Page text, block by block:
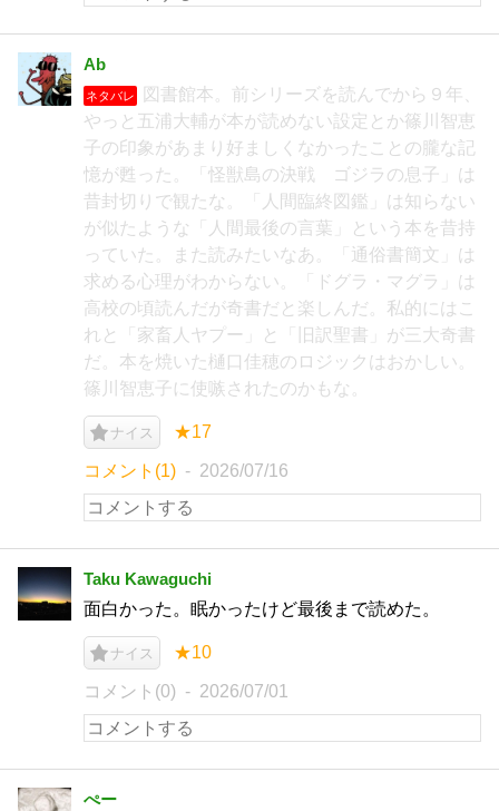
Ab
ネタバレ
図書館本。前シリーズを読んでから９年、
やっと五浦大輔が本が読めない設定とか篠川智恵
子の印象があまり好ましくなかったことの朧な記
憶が甦った。「怪獣島の決戦 ゴジラの息子」は
昔封切りで観たな。「人間臨終図鑑」は知らない
が似たような「人間最後の言葉」という本を昔持
っていた。また読みたいなあ。「通俗書簡文」は
求める心理がわからない。「ドグラ・マグラ」は
高校の頃読んだが奇書だと楽しんだ。私的にはこ
れと「家畜人ヤプー」と「旧訳聖書」が三大奇書
だ。本を焼いた樋口佳穂のロジックはおかしい。
篠川智恵子に使嗾されたのかもな。
ナイス ★17
コメント(1) 2026/07/16
Taku Kawaguchi
面白かった。眠かったけど最後まで読めた。
ナイス ★10
コメント(0) 2026/07/01
ぺー